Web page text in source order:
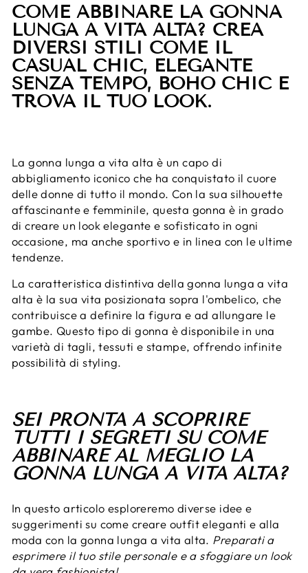
COME ABBINARE LA GONNA
LUNGA A VITA ALTA? CREA
DIVERSI STILI COME IL
CASUAL CHIC, ELEGANTE
SENZA TEMPO, BOHO CHIC E
TROVA IL TUO LOOK.
La gonna lunga a vita alta è un capo di
abbigliamento iconico che ha conquistato il cuore
delle donne di tutto il mondo. Con la sua silhouette
affascinante e femminile, questa gonna è in grado
di creare un look elegante e sofisticato in ogni
occasione, ma anche sportivo e in linea con le ultime
tendenze.
La caratteristica distintiva della gonna lunga a vita
alta è la sua vita posizionata sopra l'ombelico, che
contribuisce a definire la figura e ad allungare le
gambe. Questo tipo di gonna è disponibile in una
varietà di tagli, tessuti e stampe, offrendo infinite
possibilità di styling.
SEI PRONTA A SCOPRIRE
TUTTI I SEGRETI SU COME
ABBINARE AL MEGLIO LA
GONNA LUNGA A VITA ALTA?
In questo articolo esploreremo diverse idee e
suggerimenti su come creare outfit eleganti e alla
moda con la gonna lunga a vita alta. Preparati a
esprimere il tuo stile personale e a sfoggiare un look